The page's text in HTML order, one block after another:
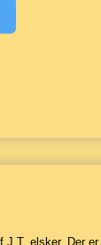
J.T. elsker. Der er